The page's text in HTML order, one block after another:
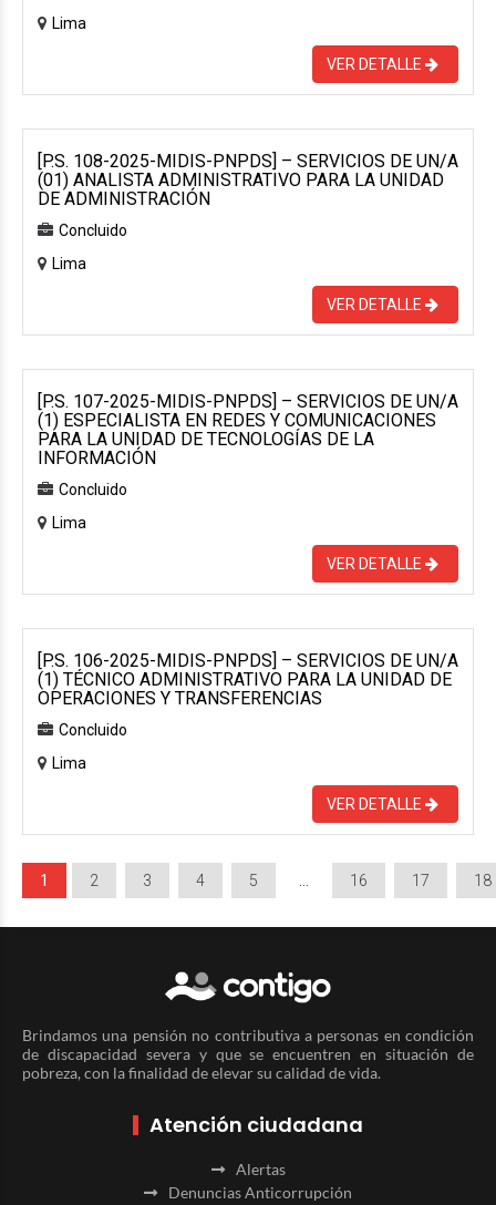
Lima
VER DETALLE
[P.S. 108-2025-MIDIS-PNPDS] – SERVICIOS DE UN/A
(01) ANALISTA ADMINISTRATIVO PARA LA UNIDAD
DE ADMINISTRACIÓN
Concluido
Lima
VER DETALLE
[P.S. 107-2025-MIDIS-PNPDS] – SERVICIOS DE UN/A
(1) ESPECIALISTA EN REDES Y COMUNICACIONES
PARA LA UNIDAD DE TECNOLOGÍAS DE LA
INFORMACIÓN
Concluido
Lima
VER DETALLE
[P.S. 106-2025-MIDIS-PNPDS] – SERVICIOS DE UN/A
(1) TÉCNICO ADMINISTRATIVO PARA LA UNIDAD DE
OPERACIONES Y TRANSFERENCIAS
Concluido
Lima
VER DETALLE
1 2 3 4 5 16 17 18
Brindamos una pensión no contributiva a personas en condición
de discapacidad severa y que se encuentren en situación de
pobreza, con la finalidad de elevar su calidad de vida.
Atención ciudadana
Alertas
Denuncias Anticorrupción